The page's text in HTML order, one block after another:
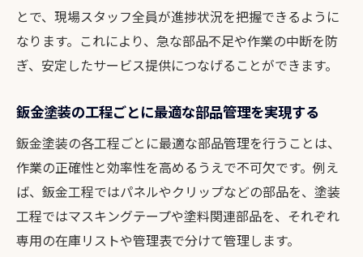
とで、現場スタッフ全員が進捗状況を把握できるように
なります。これにより、急な部品不足や作業の中断を防
ぎ、安定したサービス提供につなげることができます。
鈑金塗装の工程ごとに最適な部品管理を実現する
鈑金塗装の各工程ごとに最適な部品管理を行うことは、
作業の正確性と効率性を高めるうえで不可欠です。例え
ば、鈑金工程ではパネルやクリップなどの部品を、塗装
工程ではマスキングテープや塗料関連部品を、それぞれ
専用の在庫リストや管理表で分けて管理します。